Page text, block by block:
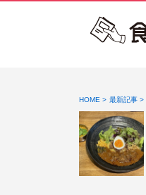
HOME 最新記事